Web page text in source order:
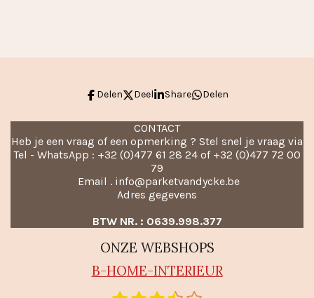
Delen Deel Share Delen
CONTACT
Heb je een vraag of een opmerking ? Stel snel je vraag via
Tel - WhatsApp : +32 (0)477 61 28 24 of +32 (0)477 72 00
79
Email . info@parketvandycke.be
Adres gegevens
BTW NR. : 0639.998.377
ONZE WEBSHOPS
B-HOME-INTERIEUR